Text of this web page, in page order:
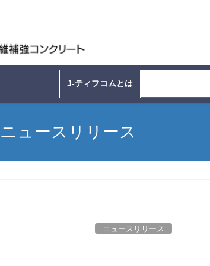
J-ティフコムとは
ニュースリリース
ニュースリリース